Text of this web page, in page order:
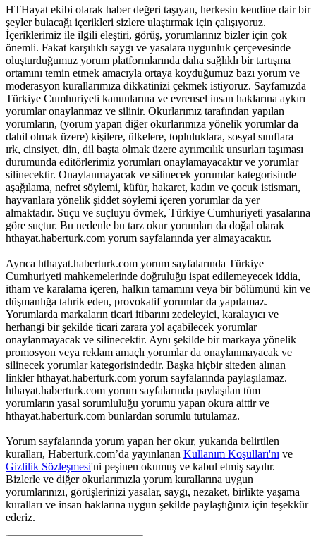
HTHayat ekibi olarak haber değeri taşıyan, herkesin kendine dair bir
şeyler bulacağı içerikleri sizlere ulaştırmak için çalışıyoruz.
İçeriklerimiz ile ilgili eleştiri, görüş, yorumlarınız bizler için çok
önemli. Fakat karşılıklı saygı ve yasalara uygunluk çerçevesinde
oluşturduğumuz yorum platformlarında daha sağlıklı bir tartışma
ortamını temin etmek amacıyla ortaya koyduğumuz bazı yorum ve
moderasyon kurallarımıza dikkatinizi çekmek istiyoruz. Sayfamızda
Türkiye Cumhuriyeti kanunlarına ve evrensel insan haklarına aykırı
yorumlar onaylanmaz ve silinir. Okurlarımız tarafından yapılan
yorumların, (yorum yapan diğer okurlarımıza yönelik yorumlar da
dahil olmak üzere) kişilere, ülkelere, topluluklara, sosyal sınıflara
ırk, cinsiyet, din, dil başta olmak üzere ayrımcılık unsurları taşıması
durumunda editörlerimiz yorumları onaylamayacaktır ve yorumlar
silinecektir. Onaylanmayacak ve silinecek yorumlar kategorisinde
aşağılama, nefret söylemi, küfür, hakaret, kadın ve çocuk istismarı,
hayvanlara yönelik şiddet söylemi içeren yorumlar da yer
almaktadır. Suçu ve suçluyu övmek, Türkiye Cumhuriyeti yasalarına
göre suçtur. Bu nedenle bu tarz okur yorumları da doğal olarak
hthayat.haberturk.com yorum sayfalarında yer almayacaktır.
Ayrıca hthayat.haberturk.com yorum sayfalarında Türkiye
Cumhuriyeti mahkemelerinde doğruluğu ispat edilemeyecek iddia,
itham ve karalama içeren, halkın tamamını veya bir bölümünü kin ve
düşmanlığa tahrik eden, provokatif yorumlar da yapılamaz.
Yorumlarda markaların ticari itibarını zedeleyici, karalayıcı ve
herhangi bir şekilde ticari zarara yol açabilecek yorumlar
onaylanmayacak ve silinecektir. Aynı şekilde bir markaya yönelik
promosyon veya reklam amaçlı yorumlar da onaylanmayacak ve
silinecek yorumlar kategorisindedir. Başka hiçbir siteden alınan
linkler hthayat.haberturk.com yorum sayfalarında paylaşılamaz.
hthayat.haberturk.com yorum sayfalarında paylaşılan tüm
yorumların yasal sorumluluğu yorumu yapan okura aittir ve
hthayat.haberturk.com bunlardan sorumlu tutulamaz.
Yorum sayfalarında yorum yapan her okur, yukarıda belirtilen
kuralları, Haberturk.com’da yayınlanan Kullanım Koşulları'nı ve
Gizlilik Sözleşmesi'ni peşinen okumuş ve kabul etmiş sayılır.
Bizlerle ve diğer okurlarımızla yorum kurallarına uygun
yorumlarınızı, görüşlerinizi yasalar, saygı, nezaket, birlikte yaşama
kuralları ve insan haklarına uygun şekilde paylaştığınız için teşekkür
ederiz.